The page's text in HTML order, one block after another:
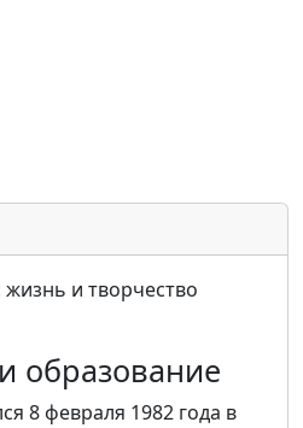
и творчество
образование
8 февраля 1982 года в